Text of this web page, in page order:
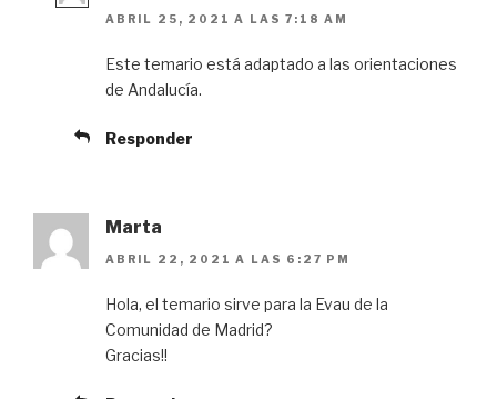
ABRIL 25, 2021 A LAS 7:18 AM
Este temario está adaptado a las orientaciones
de Andalucía.
Responder
Marta
ABRIL 22, 2021 A LAS 6:27 PM
Hola, el temario sirve para la Evau de la
Comunidad de Madrid?
Gracias!!